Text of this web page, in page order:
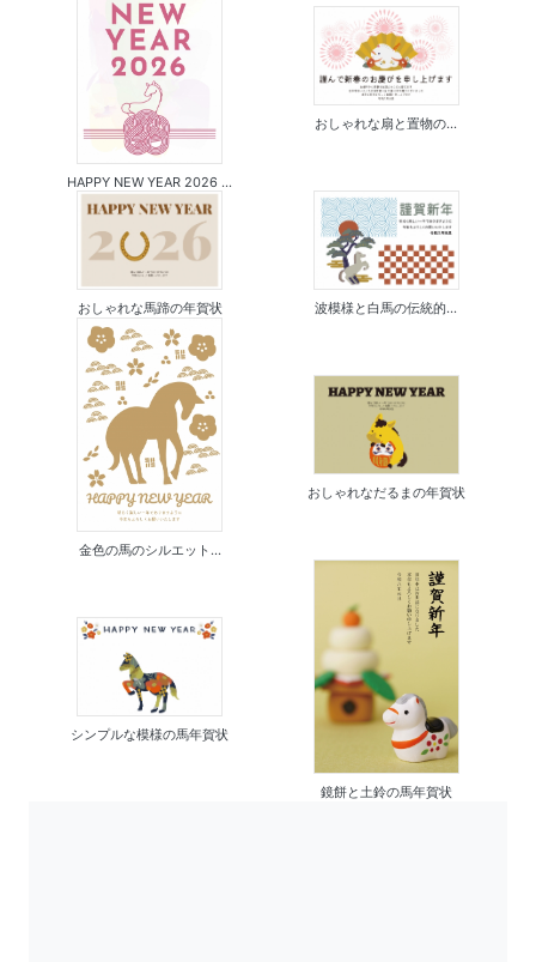
HAPPY NEW YEAR 2026 ...
おしゃれな扇と置物の...
おしゃれな馬蹄の年賀状 波模様と白馬の伝統的...
金色の馬のシルエット...
おしゃれなだるまの年賀状
シンプルな模様の馬年賀状
鏡餅と土鈴の馬年賀状